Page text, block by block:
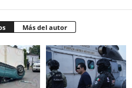
Más del autor